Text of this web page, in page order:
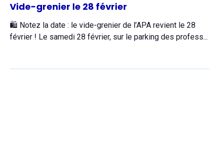
Vide-grenier le 28 février
🛍️ Notez la date : le vide-grenier de l’APA revient le 28
février ! Le samedi 28 février, sur le parking des profess...